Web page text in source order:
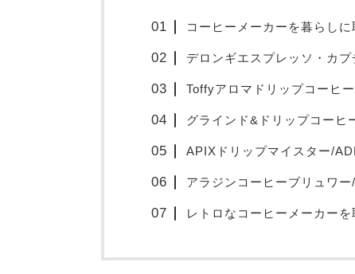
コーヒーメーカーを暮らしに
デロンギエスプレッソ・カ
Toffyアロマドリップコーヒ
グラインド&ドリップコーヒ
APIXドリップマイスター/
アラジンコーヒーブリュワ
レトロなコーヒーメーカー